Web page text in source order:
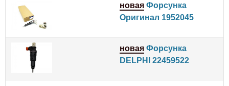
новая Форсунка
Оригинал 1952045
новая Форсунка
DELPHI 22459522